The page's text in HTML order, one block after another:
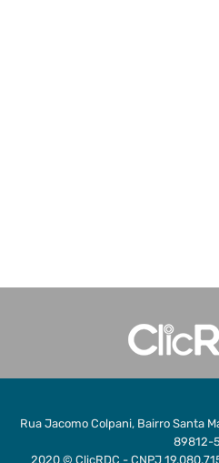
Rua Jacomo Colpani, Bairro Santa
89812-
2020 © ClicRDC - CNPJ